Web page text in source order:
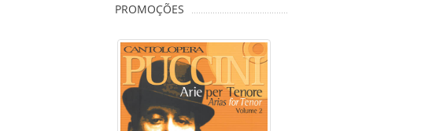
PROMOÇÕES